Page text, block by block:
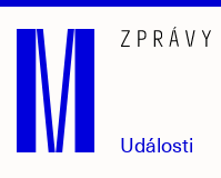
Přejít
hlavní
obsah
Události